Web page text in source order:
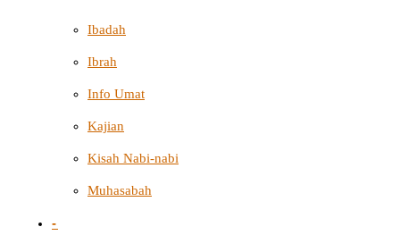
Ibadah
Ibrah
Info Umat
Kajian
Kisah Nabi-nabi
Muhasabah
-